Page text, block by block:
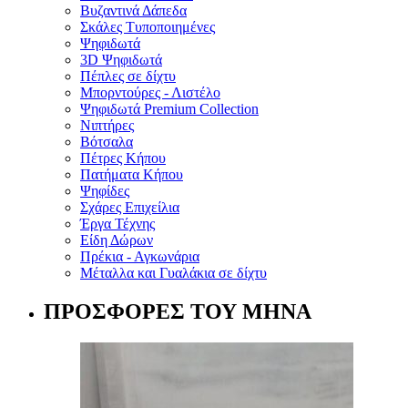
Βυζαντινά Δάπεδα
Σκάλες Τυποποιημένες
Ψηφιδωτά
3D Ψηφιδωτά
Πέπλες σε δίχτυ
Μπορντούρες - Λιστέλο
Ψηφιδωτά Premium Collection
Νιπτήρες
Βότσαλα
Πέτρες Κήπου
Πατήματα Κήπου
Ψηφίδες
Σχάρες Επιχείλια
Έργα Τέχνης
Είδη Δώρων
Πρέκια - Αγκωνάρια
Μέταλλα και Γυαλάκια σε δίχτυ
ΠΡΟΣΦΟΡΕΣ ΤΟΥ ΜΗΝΑ